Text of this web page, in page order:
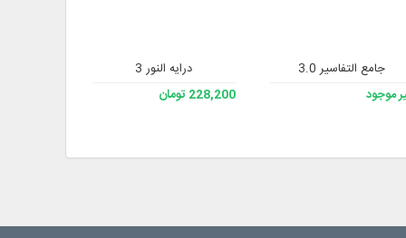
جامع التفاسير 3.0
موجود
درایه النور 3
228,200 تومان